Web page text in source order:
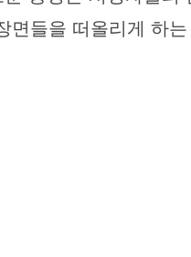
면들을 떠올리게 하